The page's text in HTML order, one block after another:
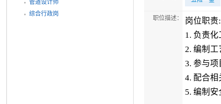
管道设计师
综合行政岗
职位描述：
岗位职责:
1. 负责
2. 编制
3. 参与
4. 配合
5. 编制